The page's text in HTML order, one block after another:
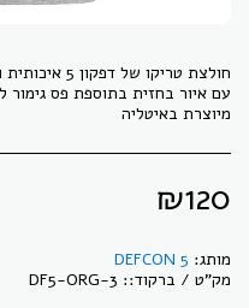
מיוצרת באיטליה
₪120
מותג: DEFCON 5
מק"ט / ברקוד:: DF5-ORG-3